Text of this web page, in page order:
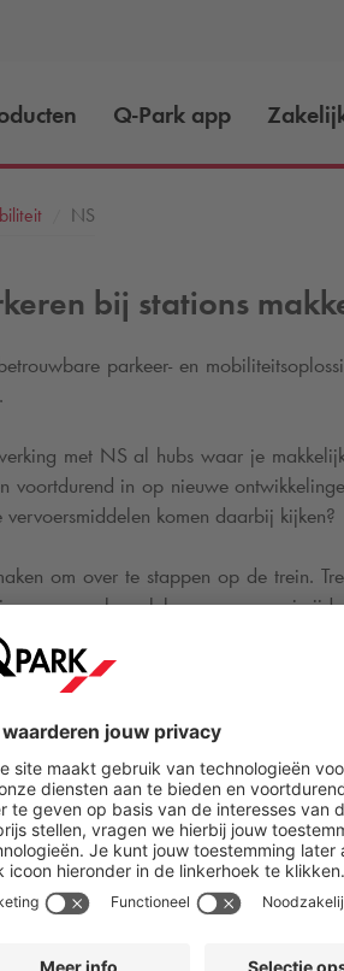
Q-Park app
NS
bij stations
parkeer- en
met NS al hubs waar je
voortdurend in op nieuwe
komen daarbij kijken?
om over te stappen op de trein.
en een parkeerplek reserveren en
slibben steeds meer dicht.
een aantrekkelijk station van groot
en management van 50 P+R locaties
kunnen voortzetten en NS en
Development vanQ-Park. “NS en
schone P+R terreinen,
naar P+R’s van wereldklasse”.